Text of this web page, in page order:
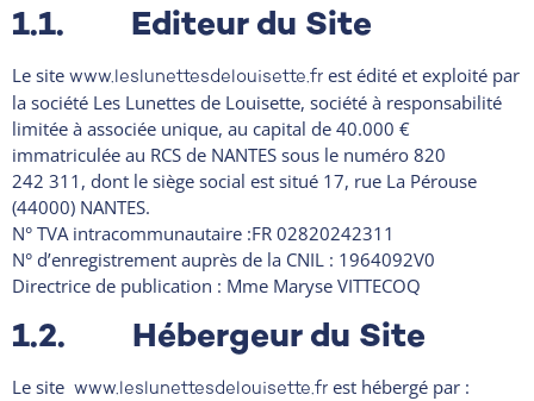
1.1. Editeur du Site
Le site www.leslunettesdelouisette.fr est édité et exploité par
la société Les Lunettes de Louisette, société à responsabilité
limitée à associée unique, au capital de 40.000 €
immatriculée au RCS de NANTES sous le numéro 820
242 311, dont le siège social est situé 17, rue La Pérouse
(44000) NANTES.
N° TVA intracommunautaire :FR 02820242311
N° d’enregistrement auprès de la CNIL : 1964092V0
Directrice de publication : Mme Maryse VITTECOQ
1.2. Hébergeur du Site
Le site www.leslunettesdelouisette.fr est hébergé par :